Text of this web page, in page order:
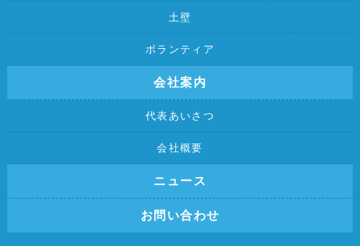
土壁
ボランティア
会社案内
代表あいさつ
会社概要
ニュース
お問い合わせ